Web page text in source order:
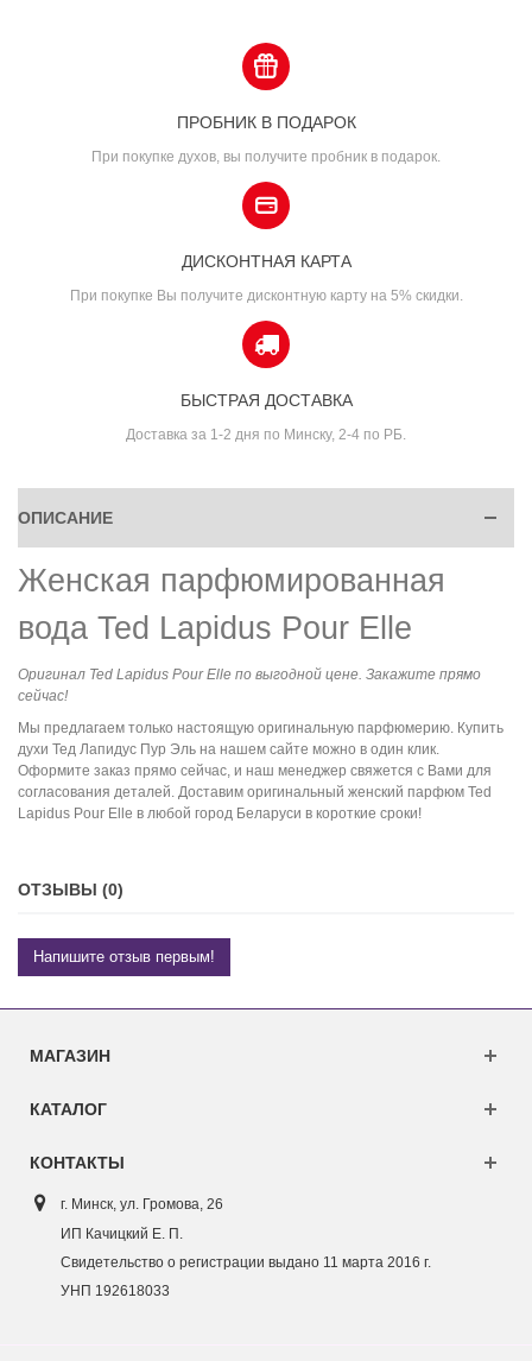
ПРОБНИК В ПОДАРОК
При покупке духов, вы получите пробник в подарок.
ДИСКОНТНАЯ КАРТА
При покупке Вы получите дисконтную карту на 5% скидки.
БЫСТРАЯ ДОСТАВКА
Доставка за 1-2 дня по Минску, 2-4 по РБ.
ОПИСАНИЕ
Женская парфюмированная
вода Ted Lapidus Pour Elle
Оригинал Ted Lapidus Pour Elle по выгодной цене. Закажите прямо
сейчас!
Мы предлагаем только настоящую оригинальную парфюмерию. Купить
духи Тед Лапидус Пур Эль на нашем сайте можно в один клик.
Оформите заказ прямо сейчас, и наш менеджер свяжется с Вами для
согласования деталей. Доставим оригинальный женский парфюм Ted
Lapidus Pour Elle в любой город Беларуси в короткие сроки!
ОТЗЫВЫ (0)
Напишите отзыв первым!
МАГАЗИН
КАТАЛОГ
КОНТАКТЫ
г. Минск, ул. Громова, 26
ИП Качицкий Е. П.
Свидетельство о регистрации выдано 11 марта 2016 г.
УНП 192618033